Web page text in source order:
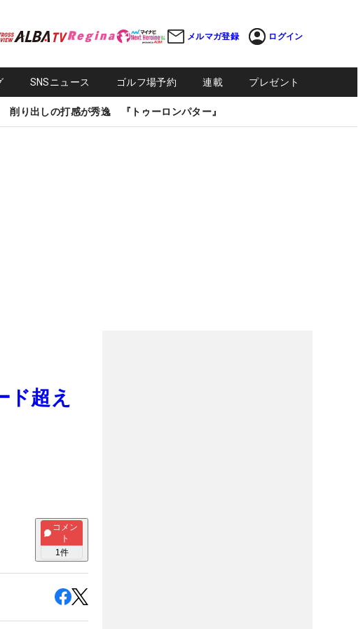
メルマガ登録 ログイン
SNSニュース ゴルフ場予約 連載 プレゼント
削り出しの打感が秀逸 『トゥーロンパター』
超え
コメン
ト
1 件